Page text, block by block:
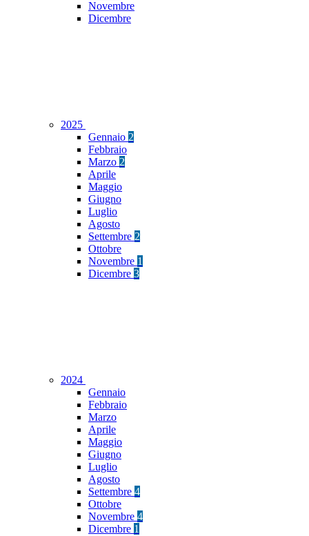
Novembre
Dicembre
2025
Gennaio 2
Febbraio
Marzo 2
Aprile
Maggio
Giugno
Luglio
Agosto
Settembre 2
Ottobre
Novembre 1
Dicembre 3
2024
Gennaio
Febbraio
Marzo
Aprile
Maggio
Giugno
Luglio
Agosto
Settembre 4
Ottobre
Novembre 4
Dicembre 1